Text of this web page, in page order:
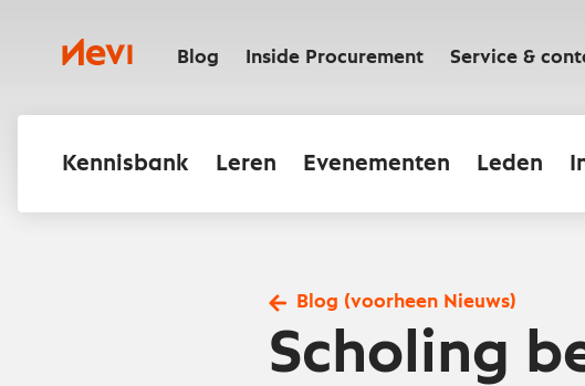
inhoudNevi Blog Inside Procurement Service &
Kennisbank Leren Evenementen Leden
Blog (voorheen Nieuws)
Scholing